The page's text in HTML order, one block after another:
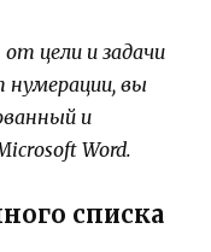
цели и задачи
нумерации, вы
и
Word.
списка